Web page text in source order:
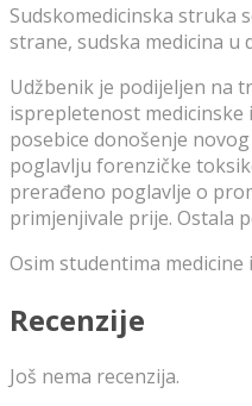
Sudskomedicinska struka
strane, sudska medicina
Udžbenik je podijeljen na
isprepletenost medicinske
posebice donošenje
poglavlju forenzičke
prerađeno poglavlje o
primjenjivale prije. Ostala
Osim studentima
Recenzije
Još nema recenzija.